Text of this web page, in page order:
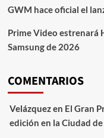
GWM hace oficial el
Prime Video estrenará
Samsung de 2026
COMENTARIOS
Velázquezen El Gran
edición en la Ciudad